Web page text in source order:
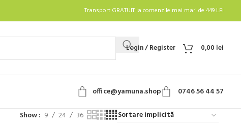
Transport GRATUIT la comenzile mai mari de 449 LEI
Login / Register 0,00 lei
office@yamuna.shop 0746 56 44 57
Show 9 24 36